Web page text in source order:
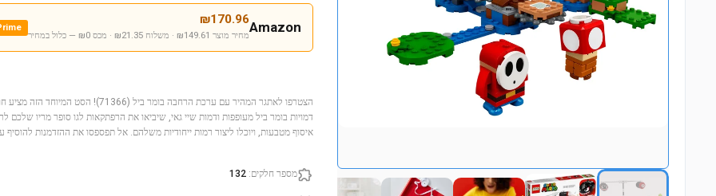
Amazon
₪170.96
מחיר מוצר ₪149.61 · משלוח ₪21.35 · מכס ₪0 — כלול במחיר
הצטרפו לאתגר המהיר עם ערכת הרחבה בומר
דמויות בומר ביל מעופפות ודמות שיי גאי, שיביאו את הרפתקאות לגו סופר מריו
איסוף מטבעות, ויוכלו ליצור רמות ייחודיות משלהם. אל תפספסו את ההזדמנות
מספר חלקים:
132